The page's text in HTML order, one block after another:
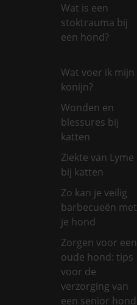
Wat is een
stoktrauma bij
een hond?
Wat voer ik mijn
konijn?
Wonden en
blessures bij
katten
Ziekte van Lyme
bij katten
Zo kan je veilig
barbecueën met
je hond
Zorgen voor een
oude hond: tips
voor de
verzorging van
een senior hond